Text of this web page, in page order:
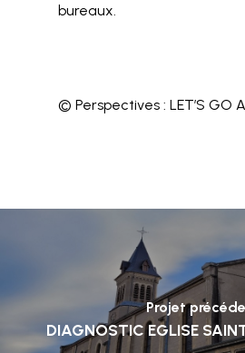
bureaux.
© Perspectives : LET’S GO
Projet
DIAGNOSTIC EGLISE